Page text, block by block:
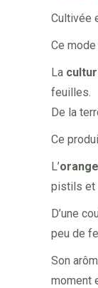
Cultivée
Ce
La
feuilles.
De la
Ce
L’
pistils et
D’une
peu de
Son
moment